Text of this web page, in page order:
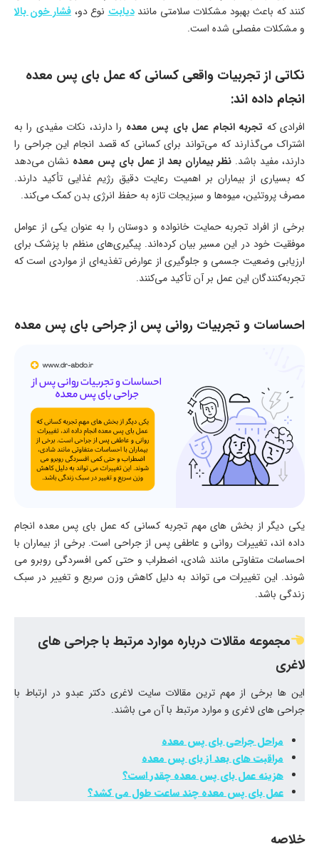
کنند که باعث بهبود مشکلات سلامتی ماننددیابتنوع دو، فشار خون بالا
و مشکلات مفصلی شده است.
نکاتی از تجربیات واقعی کسانی که عمل بای پس معده
انجام داده اند:
افرادی که تجربه انجام عمل بای پس معده را دارند، نکات مفیدی را به
اشتراک می‌گذارند که می‌تواند برای کسانی که قصد انجام این جراحی را
دارند، مفید باشد. نظر بیماران بعد از عمل بای پس معده نشان می‌دهد
که بسیاری از بیماران بر اهمیت رعایت دقیق رژیم غذایی تأکید دارند.
مصرف پروتئین، میوه‌ها و سبزیجات تازه به حفظ انرژی بدن کمک می‌کند.
برخی از افراد تجربه حمایت خانواده و دوستان را به عنوان یکی از عوامل
موفقیت خود در این مسیر بیان کرده‌اند. پیگیری‌های منظم با پزشک برای
ارزیابی وضعیت جسمی و جلوگیری از عوارض تغذیه‌ای از مواردی است که
تجربه‌کنندگان این عمل بر آن تأکید می‌کنند.
احساسات و تجربیات روانی پس از جراحی بای پس معده
یکی دیگر از بخش های مهم تجربه کسانی که عمل بای پس معده انجام
داده اند، تغییرات روانی و عاطفی پس از جراحی است. برخی از بیماران با
احساسات متفاوتی مانند شادی، اضطراب و حتی کمی افسردگی روبرو می
شوند. این تغییرات می تواند به دلیل کاهش وزن سریع و تغییر در سبک
زندگی باشد.
مجموعه مقالات درباره موارد مرتبط با جراحی های
لاغری
این ها برخی از مهم ترین مقالات سایت لاغری دکتر عبدو در ارتباط با
جراحی های لاغری و موارد مرتبط با آن می باشند.
مراحل جراحی بای پس معده
مراقبت های بعد از بای پس معده
هزینه عمل بای پس معده چقدر است؟
عمل بای پس معده چند ساعت طول می کشد؟
خلاصه